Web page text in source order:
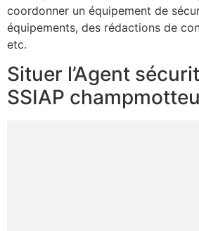
coordonner un équipement de
équipements, des rédactions de
etc.
Situer l’Agent
SSIAP